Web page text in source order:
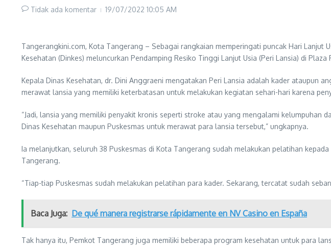
Tidak ada komentar 19/07/2022 10:05 AM
Tangerangkini.com, Kota Tangerang – Sebagai rangkaian memperingati puncak Hari
Kesehatan (Dinkes) meluncurkan Pendamping Resiko Tinggi Lanjut Usia (Peri Lansia) di
Kepala Dinas Kesehatan, dr. Dini Anggraeni mengatakan Peri Lansia adalah kader ataupun
merawat lansia yang memiliki keterbatasan untuk melakukan kegiatan sehari-hari karena
“Jadi, lansia yang memiliki penyakit kronis seperti stroke atau yang mengalami
Dinas Kesehatan maupun Puskesmas untuk merawat para lansia tersebut,” ungkapnya.
Ia melanjutkan, seluruh 38 Puskesmas di Kota Tangerang sudah melakukan pelatihan
Tangerang.
“Tiap-tiap Puskesmas sudah melakukan pelatihan para kader. Sekarang, tercatat sudah
Baca Juga: De qué manera registrarse rápidamente en NV Casino en España
Tak hanya itu, Pemkot Tangerang juga memiliki beberapa program kesehatan untuk para